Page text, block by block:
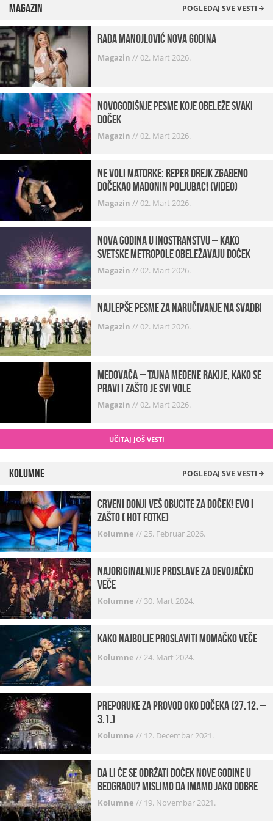
Magazin POGLEDAJ SVE VESTI
Rada Manojlović Nova godina
Magazin //02. Mart 2026.
Novogodišnje pesme koje obeleže svaki
Doček
Magazin //02. Mart 2026.
Ne voli matorke: Reper Drejk zgađeno
dočekao Madonin poljubac! (VIDEO)
Magazin //02. Mart 2026.
Nova godina u inostranstvu – kako
svetske metropole obeležavaju doček
Magazin //02. Mart 2026.
Najlepše pesme za naručivanje na svadbi
Magazin //02. Mart 2026.
Medovača – tajna medene rakije, kako se
pravi i zašto je svi vole
Magazin //02. Mart 2026.
UČITAJ JOŠ VESTI
Kolumne POGLEDAJ SVE VESTI
Crveni donji veš obucite za doček! Evo i
zašto ( hot fotke)
Kolumne //25. Februar 2026.
Najoriginalnije proslave za devojačko
veče
Kolumne // 30. Mart 2024.
Kako najbolje proslaviti momačko veče
Kolumne //24. Mart 2024.
Preporuke za provod oko dočeka (27.12. –
3.1.)
Kolumne // 12. Decembar 2021.
Da li će se održati doček Nove godine u
Beogradu? Mislimo da imamo jako DOBRE
VESTI!
Kolumne // 19. Novembar 2021.